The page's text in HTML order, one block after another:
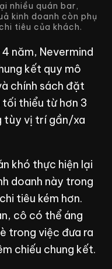
nhiều quán bar,
kinh doanh còn phụ
tiêu của khách.
năm, Nevermind
kết quy mô
chính sách đặt
thiểu từ hơn 3
tùy vị trí gần/xa
khó thực hiện lại
doanh này trong
tiêu kém hơn.
cô có thể áng
trong việc đưa ra
chiếu chung kết.